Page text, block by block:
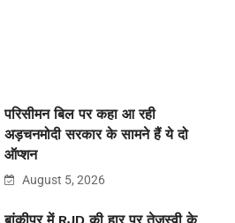
परिसीमन बिल पर कहा आ रही
अड़चनमोदी सरकार के सामने हैं ये दो
ऑप्शन
August 5, 2026